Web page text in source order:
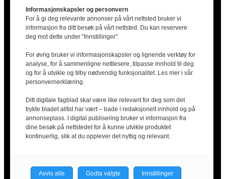
Finansiert av Nordisk Ministerråd. Nordisk Ministerråd
er ikke ansvarlig for innholdet i artiklene.
2025 © Arbeidsliv i Norden | Kontakt oss|
Facebook
LinkedIn
Informasjonskapsler og personvern
For å gi deg relevante annonser på vårt nettsted bruker vi
informasjon fra ditt besøk på vårt nettsted. Du kan reservere
deg mot dette under "Innstillinger".
For øvrig bruker vi informasjonskapsler og lignende verktøy for
analyse, for å sammenligne nettlesere, tilpasse innhold til deg
og for å utvikle og tilby nødvendig funksjonalitet. Les mer i vår
personvernerklæring.
Ditt digitale fagblad skal være like relevant for deg som det
trykte bladet alltid har vært – bade i redaksjonelt innhold og på
annonseplass. I digital publisering bruker vi informasjon fra
dine besøk på nettstedet for å kunne utvikle produktet
kontinuerlig, slik at du opplever det nyttig og relevant.
Avvis alle Godta valgte Innstillinger